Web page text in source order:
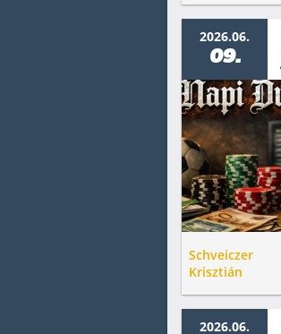
2026.06.
09.
Schveiczer
Krisztián
2026.06.